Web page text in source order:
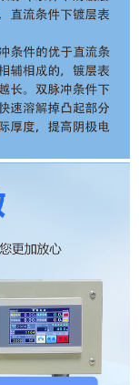
详细参数，价格？